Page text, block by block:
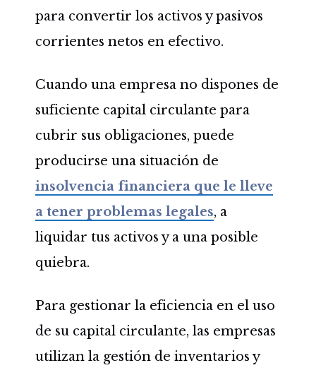
para convertir los activos y pasivos
corrientes netos en efectivo.
Cuando una empresa no dispones de
suficiente capital circulante para
cubrir sus obligaciones, puede
producirse una situación de
insolvencia financiera que le lleve
a tener problemas legales, a
liquidar tus activos y a una posible
quiebra.
Para gestionar la eficiencia en el uso
de su capital circulante, las empresas
utilizan la gestión de inventarios y